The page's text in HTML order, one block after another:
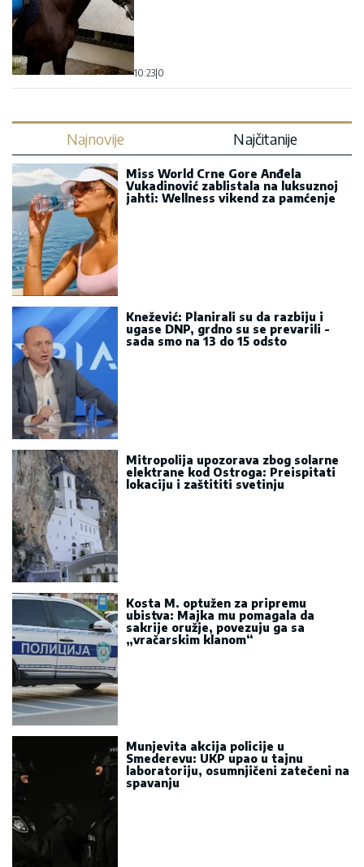
10:23 0
Najnovije Najčitanije
Miss World Crne Gore Anđela
Vukadinović zablistala na luksuznoj
jahti: Wellness vikend za pamćenje
Knežević: Planirali su da razbiju i
ugase DNP, grdno su se prevarili -
sada smo na 13 do 15 odsto
Mitropolija upozorava zbog solarne
elektrane kod Ostroga: Preispitati
lokaciju i zaštititi svetinju
Kosta M. optužen za pripremu
ubistva: Majka mu pomagala da
sakrije oružje, povezuju ga sa
„vračarskim klanom“
Munjevita akcija policije u
Smederevu: UKP upao u tajnu
laboratoriju, osumnjičeni zatečeni na
spavanju